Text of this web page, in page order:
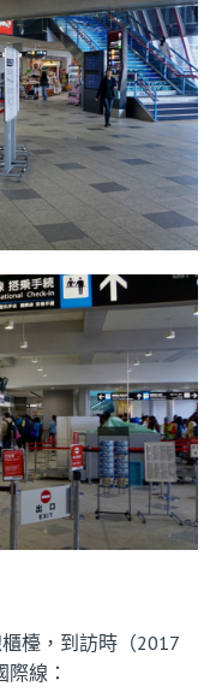
檯，到訪時（2017
線：